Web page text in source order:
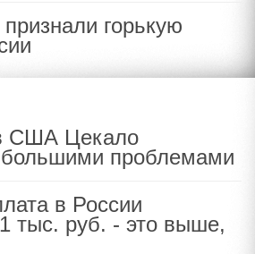
горькую
США Цекало
большими проблемами
в России
тыс. руб. - это выше,